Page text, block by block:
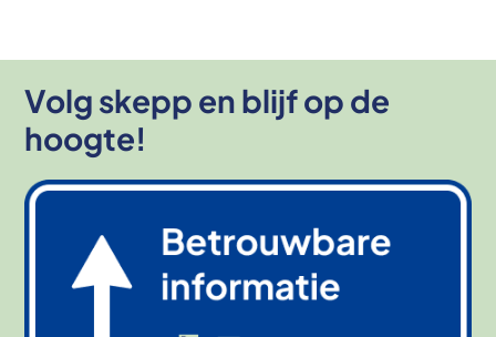
Volg skepp en blijf op de
hoogte!
Afbeelding